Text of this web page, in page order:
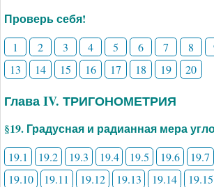
Проверь себя!
1 2 3 4 5 6 7 8
13
14 15 16 17 18 19 20
Глава IV. ТРИГОНОМЕТРИЯ
§19. Градусная и радианная мера
19.1 19.2 19.3 19.4 19.5 19.6 19.7
19.10
19.11 19.12 19.13 19.14 19.15